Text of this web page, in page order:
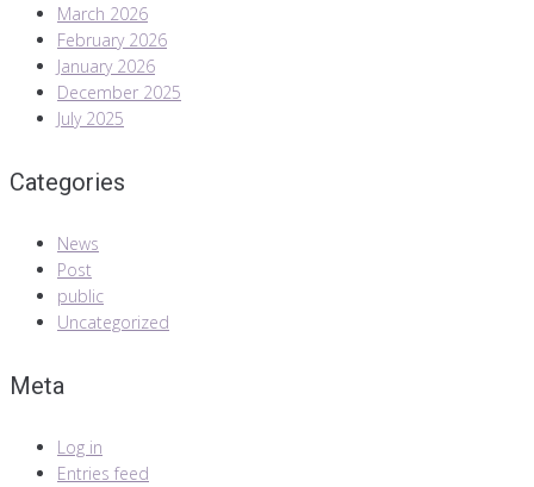
March 2026
February 2026
January 2026
December 2025
July 2025
Categories
News
Post
public
Uncategorized
Meta
Log in
Entries feed